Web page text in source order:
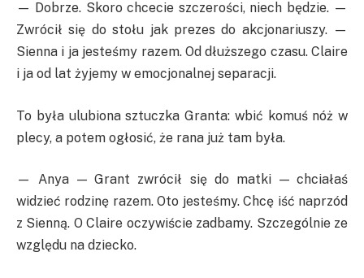
— Dobrze. Skoro chcecie szczerości, niech będzie. —
Zwrócił się do stołu jak prezes do akcjonariuszy. —
Sienna i ja jesteśmy razem. Od dłuższego czasu. Claire
i ja od lat żyjemy w emocjonalnej separacji.
To była ulubiona sztuczka Granta: wbić komuś nóż w
plecy, a potem ogłosić, że rana już tam była.
— Anya — Grant zwrócił się do matki — chciałaś
widzieć rodzinę razem. Oto jesteśmy. Chcę iść naprzód
z Sienną. O Claire oczywiście zadbamy. Szczególnie ze
względu na dziecko.